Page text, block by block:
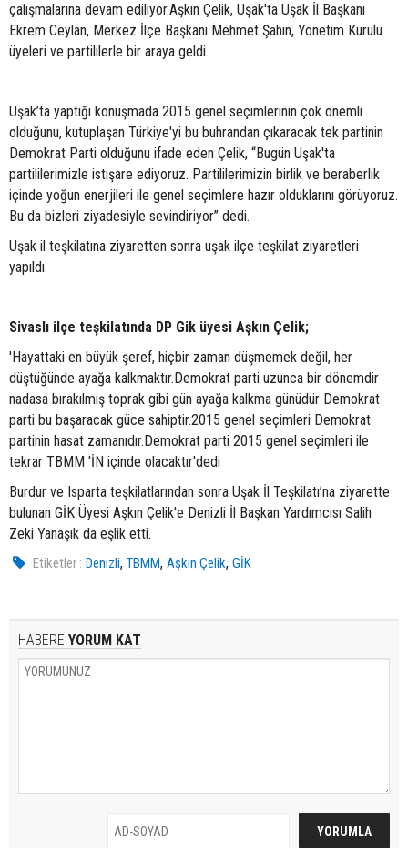
çalışmalarına devam ediliyor.Aşkın Çelik, Uşak'ta Uşak İl Başkanı
Ekrem Ceylan, Merkez İlçe Başkanı Mehmet Şahin, Yönetim Kurulu
üyeleri ve partililerle bir araya geldi.
Uşak’ta yaptığı konuşmada 2015 genel seçimlerinin çok önemli
olduğunu, kutuplaşan Türkiye'yi bu buhrandan çıkaracak tek partinin
Demokrat Parti olduğunu ifade eden Çelik, “Bugün Uşak'ta
partililerimizle istişare ediyoruz. Partililerimizin birlik ve beraberlik
içinde yoğun enerjileri ile genel seçimlere hazır olduklarını görüyoruz.
Bu da bizleri ziyadesiyle sevindiriyor” dedi.
Uşak il teşkilatına ziyaretten sonra uşak ilçe teşkilat ziyaretleri
yapıldı.
Sivaslı ilçe teşkilatında DP Gik üyesi Aşkın Çelik;
'Hayattaki en büyük şeref, hiçbir zaman düşmemek değil, her
düştüğünde ayağa kalkmaktır.Demokrat parti uzunca bir dönemdir
nadasa bırakılmış toprak gibi gün ayağa kalkma günüdür Demokrat
parti bu başaracak güce sahiptir.2015 genel seçimleri Demokrat
partinin hasat zamanıdır.Demokrat parti 2015 genel seçimleri ile
tekrar TBMM 'İN içinde olacaktır'dedi
Burdur ve Isparta teşkilatlarından sonra Uşak İl Teşkilatı’na ziyarette
bulunan GİK Üyesi Aşkın Çelik'e Denizli İl Başkan Yardımcısı Salih
Zeki Yanaşık da eşlik etti.
Etiketler : Denizli,TBMM,Aşkın Çelik,GİK
HABERE YORUM KAT